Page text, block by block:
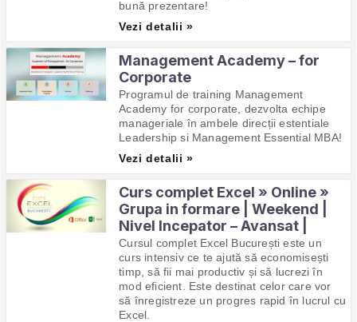
bună prezentare!
Vezi detalii »
Management Academy – for
Corporate
Programul de training Management
Academy for corporate, dezvolta echipe
manageriale în ambele direcții estentiale
Leadership si Management Essential MBA!
Vezi detalii »
Curs complet Excel » Online »
Grupa in formare | Weekend |
Nivel Incepator – Avansat |
Cursul complet Excel București este un
curs intensiv ce te ajută să economisești
timp, să fii mai productiv și să lucrezi în
mod eficient. Este destinat celor care vor
să înregistreze un progres rapid în lucrul cu
Excel.